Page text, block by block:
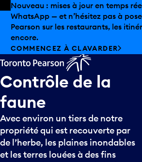
Skip to offers
Passer au contenu principal
Nouveau : mises à jour en temps
WhatsApp — et n’hésitez pas à
Pearson sur les restaurants, les
encore.
COMMENCEZ À CLAVARDER
Contrôle de la
faune
Avec environ un tiers de notre
propriété qui est recouverte par
de l’herbe, les plaines inondables
et les terres louées à des fins